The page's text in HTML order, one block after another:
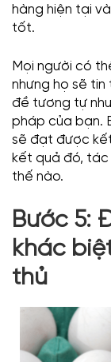
hàng hiện tại
tốt.
Mọi người có
nhưng họ sẽ
đề tương tự
pháp của bạn.
sẽ đạt được
kết quả đó, tác
thế nào.
Bước 5:
khác
thủ